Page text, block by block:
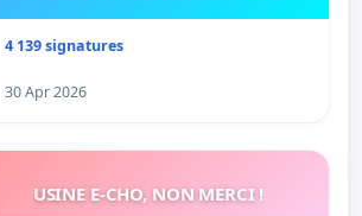
4 139 signatures
30 Apr 2026
USINE E-CHO, NON MERCI !